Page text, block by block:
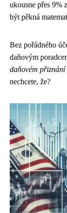
ukousne přes 9%
být pěkná
Bez pořádného
daňovým
daňovém přiznání
nechcete, že?